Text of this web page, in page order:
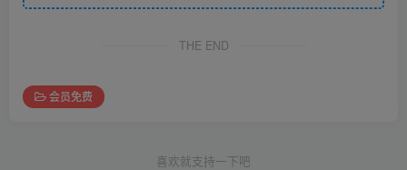
THE END
会员免费
喜欢就支持一下吧